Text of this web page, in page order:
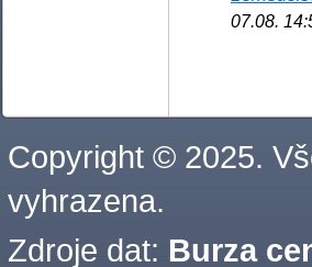
07.08.
Copyright © 2025.
vyhrazena.
Zdroje dat: Burza